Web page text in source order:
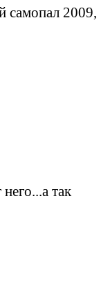
самопал 2009,
так